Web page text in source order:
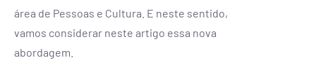
área de Pessoas e Cultura. E neste sentido,
vamos considerar neste artigo essa nova
abordagem.